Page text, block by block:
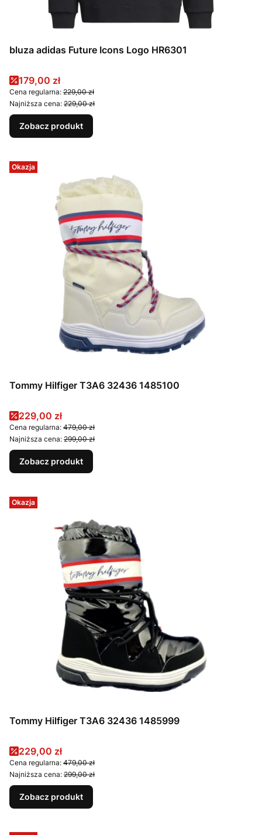
bluza adidas Future Icons Logo HR6301
Cena promocyjna
179,00 zł
Cena regularna: 229,00 zł
Najniższa cena: 229,00 zł
Zobacz produkt
Okazja
Tommy Hilfiger T3A6 32436 1485100
Cena promocyjna
229,00 zł
Cena regularna: 479,00 zł
Najniższa cena: 299,00 zł
Zobacz produkt
Okazja
Tommy Hilfiger T3A6 32436 1485999
Cena promocyjna
229,00 zł
Cena regularna: 479,00 zł
Najniższa cena: 299,00 zł
Zobacz produkt